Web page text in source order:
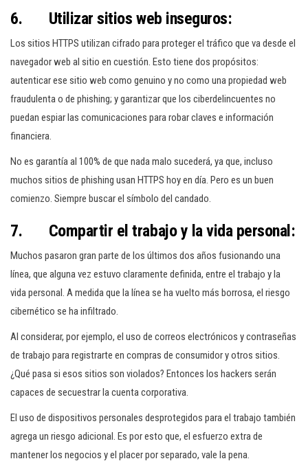
6. Utilizar sitios web inseguros:
Los sitios HTTPS utilizan cifrado para proteger el tráfico que va desde el
navegador web al sitio en cuestión. Esto tiene dos propósitos:
autenticar ese sitio web como genuino y no como una propiedad web
fraudulenta o de phishing; y garantizar que los ciberdelincuentes no
puedan espiar las comunicaciones para robar claves e información
financiera.
No es garantía al 100% de que nada malo sucederá, ya que, incluso
muchos sitios de phishing usan HTTPS hoy en día. Pero es un buen
comienzo. Siempre buscar el símbolo del candado.
7. Compartir el trabajo y la vida personal:
Muchos pasaron gran parte de los últimos dos años fusionando una
línea, que alguna vez estuvo claramente definida, entre el trabajo y la
vida personal. A medida que la línea se ha vuelto más borrosa, el riesgo
cibernético se ha infiltrado.
Al considerar, por ejemplo, el uso de correos electrónicos y contraseñas
de trabajo para registrarte en compras de consumidor y otros sitios.
¿Qué pasa si esos sitios son violados? Entonces los hackers serán
capaces de secuestrar la cuenta corporativa.
El uso de dispositivos personales desprotegidos para el trabajo también
agrega un riesgo adicional. Es por esto que, el esfuerzo extra de
mantener los negocios y el placer por separado, vale la pena.